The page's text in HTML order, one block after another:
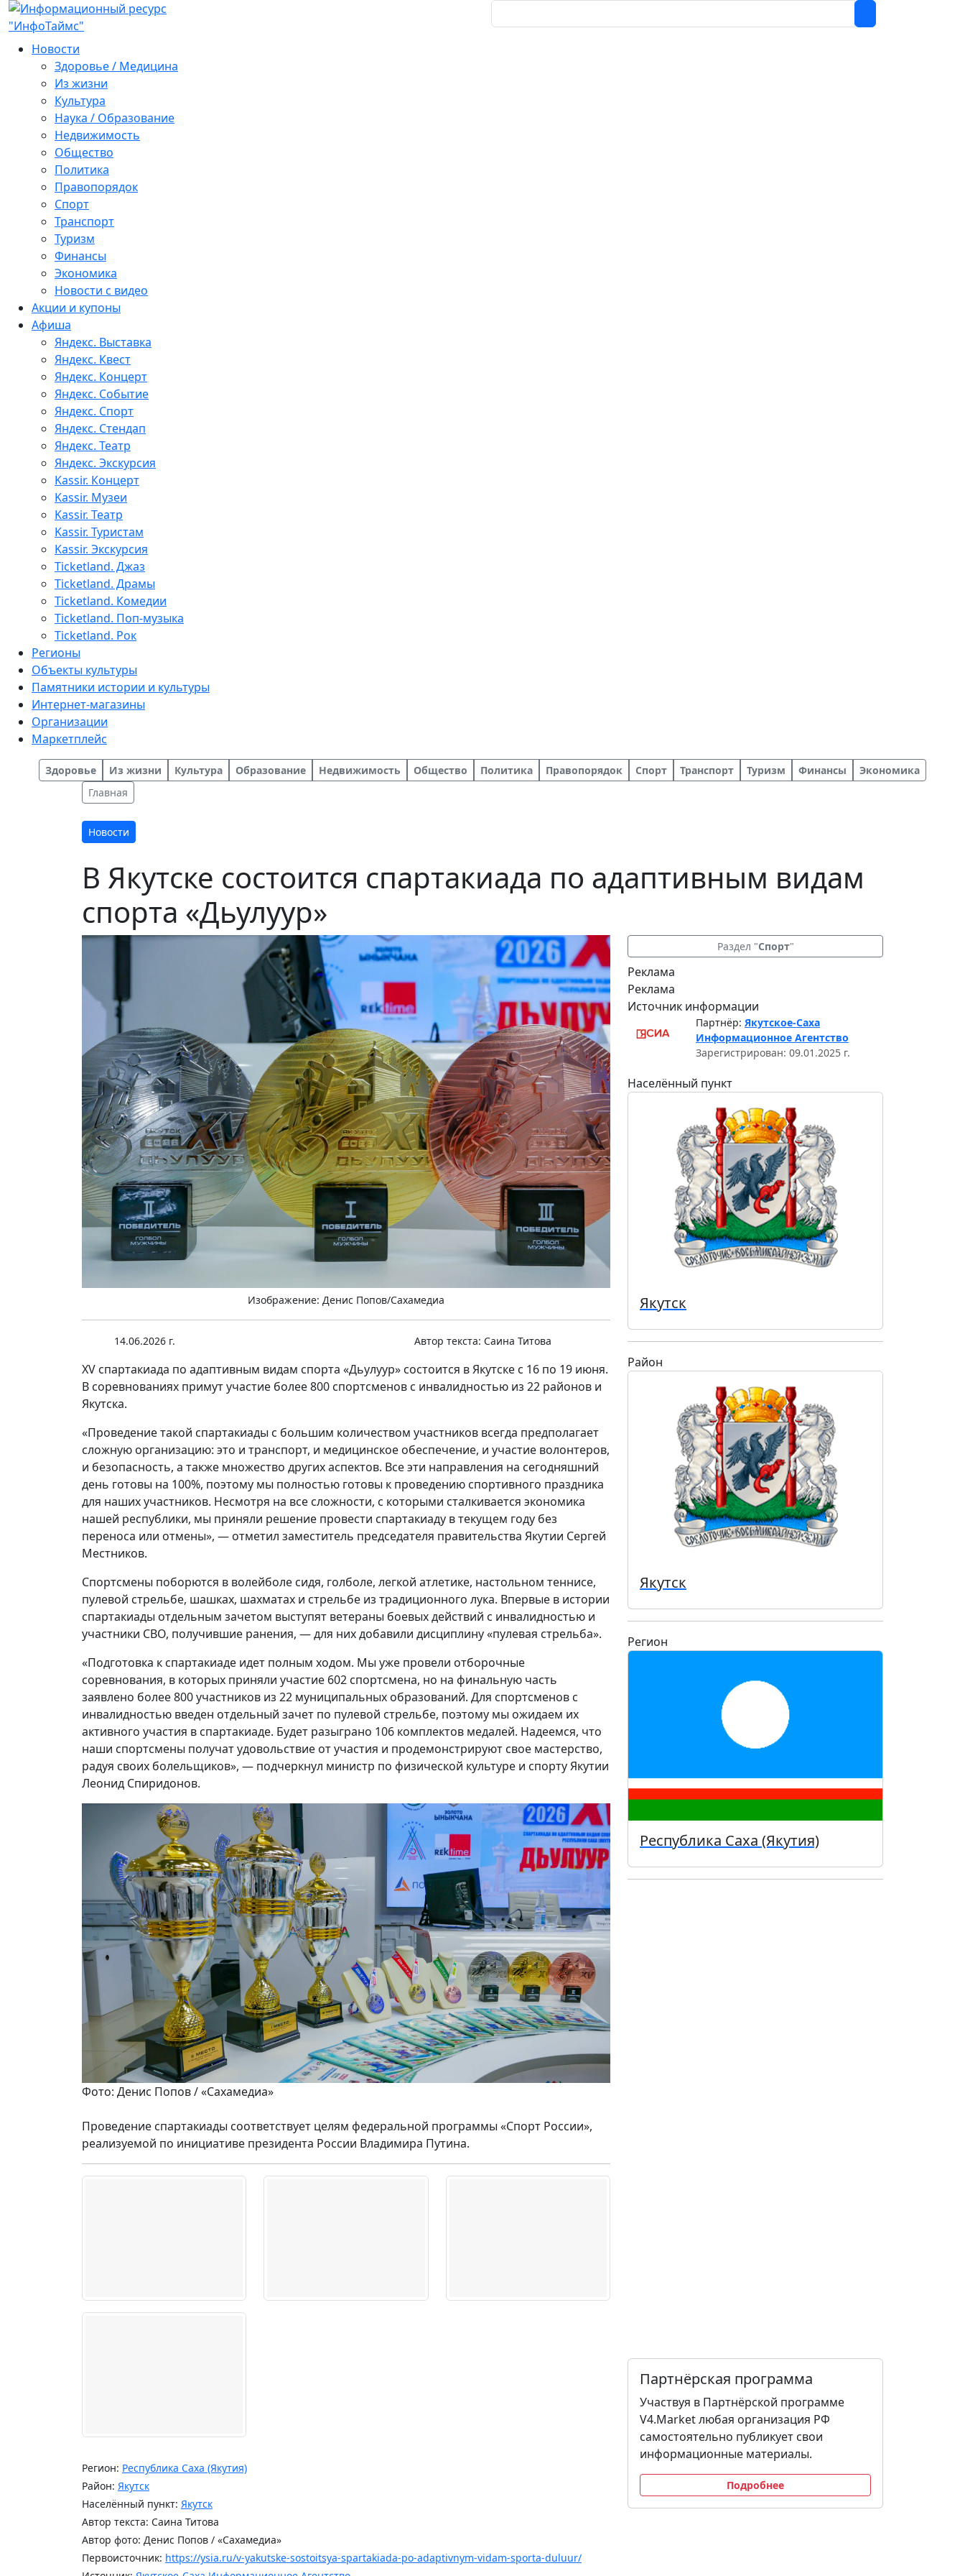
Новости
Здоровье / Медицина
Из жизни
Культура
Наука / Образование
Недвижимость
Общество
Политика
Правопорядок
Спорт
Транспорт
Туризм
Финансы
Экономика
Новости с видео
Акции и купоны
Афиша
Яндекс. Выставка
Яндекс. Квест
Яндекс. Концерт
Яндекс. Событие
Яндекс. Спорт
Яндекс. Стендап
Яндекс. Театр
Яндекс. Экскурсия
Kassir. Концерт
Kassir. Музеи
Kassir. Театр
Kassir. Туристам
Kassir. Экскурсия
Ticketland. Джаз
Ticketland. Драмы
Ticketland. Комедии
Ticketland. Поп-музыка
Ticketland. Рок
Регионы
Объекты культуры
Памятники истории и культуры
Интернет-магазины
Организации
Маркетплейс
Здоровье Из жизни Культура Образование Недвижимость Общество Политика Правопорядок Спорт Транспорт Туризм Финансы
Экономика
Главная
Новости
В Якутске состоится спартакиада по адаптивным видам
спорта «Дьулуур»
Изображение: Денис Попов/Сахамедиа
14.06.2026 г. Автор текста: Саина Титова
XV спартакиада по адаптивным видам спорта «Дьулуур» состоится в Якутске с 16 по 19 июня.
В соревнованиях примут участие более 800 спортсменов с инвалидностью из 22 районов и
Якутска.
«Проведение такой спартакиады с большим количеством участников всегда предполагает
сложную организацию: это и транспорт, и медицинское обеспечение, и участие волонтеров,
и безопасность, а также множество других аспектов. Все эти направления на сегодняшний
день готовы на 100%, поэтому мы полностью готовы к проведению спортивного праздника
для наших участников. Несмотря на все сложности, с которыми сталкивается экономика
нашей республики, мы приняли решение провести спартакиаду в текущем году без
переноса или отмены», — отметил заместитель председателя правительства Якутии Сергей
Местников.
Спортсмены поборются в волейболе сидя, голболе, легкой атлетике, настольном теннисе,
пулевой стрельбе, шашках, шахматах и стрельбе из традиционного лука. Впервые в истории
спартакиады отдельным зачетом выступят ветераны боевых действий с инвалидностью и
участники СВО, получившие ранения, — для них добавили дисциплину «пулевая стрельба».
«Подготовка к спартакиаде идет полным ходом. Мы уже провели отборочные
соревнования, в которых приняли участие 602 спортсмена, но на финальную часть
заявлено более 800 участников из 22 муниципальных образований. Для спортсменов с
инвалидностью введен отдельный зачет по пулевой стрельбе, поэтому мы ожидаем их
активного участия в спартакиаде. Будет разыграно 106 комплектов медалей. Надеемся, что
наши спортсмены получат удовольствие от участия и продемонстрируют свое мастерство,
радуя своих болельщиков», — подчеркнул министр по физической культуре и спорту Якутии
Леонид Спиридонов.
Фото: Денис Попов / «Сахамедиа»
Проведение спартакиады соответствует целям федеральной программы «Спорт России»,
реализуемой по инициативе президента России Владимира Путина.
Регион: Республика Саха (Якутия)
Район: Якутск
Населённый пункт: Якутск
Автор текста: Саина Титова
Автор фото: Денис Попов / «Сахамедиа»
Первоисточник: https://ysia.ru/v-yakutske-sostoitsya-spartakiada-po-adaptivnym-vidam-sporta-duluur/
Раздел "Спорт"
Реклама
Реклама
Источник информации
Партнёр: Якутское-Саха
Информационное Агентство
Зарегистрирован: 09.01.2025 г.
Населённый пункт
Якутск
Район
Якутск
Регион
Республика Саха (Якутия)
Партнёрская программа
Участвуя в Партнёрской программе
V4.Market любая организация РФ
самостоятельно публикует свои
информационные материалы.
Подробнее